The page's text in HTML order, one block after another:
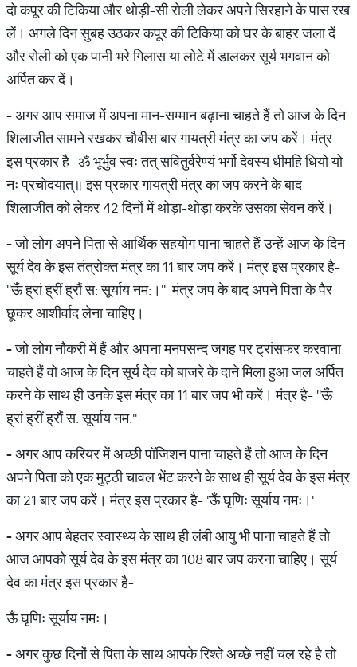
दो कपूर की टिकिया और थोड़ी-सी रोली लेकर अपने सिरहाने के पास रख
लें। अगले दिन सुबह उठकर कपूर की टिकिया को घर के बाहर जला दें
और रोली को एक पानी भरे गिलास या लोटे में डालकर सूर्य भगवान को
अर्पित कर दें।
-अगर आप समाज में अपना मान-सम्मान बढ़ाना चाहते हैं तो आज के दिन
शिलाजीत सामने रखकर चौबीस बार गायत्री मंत्र का जप करें। मंत्र
इस प्रकार है- ॐ भूर्भुव स्वः तत् सवितुर्वरेण्यं भर्गो देवस्य धीमहि धियो यो
नः प्रचोदयात्॥ इस प्रकार गायत्री मंत्र का जप करने के बाद
शिलाजीत को लेकर 42 दिनों में थोड़ा-थोड़ा करके उसका सेवन करें।
-जो लोग अपने पिता से आर्थिक सहयोग पाना चाहते हैं उन्हें आज के दिन
सूर्य देव के इस तंत्रोक्त मंत्र का 11 बार जप करें। मंत्र इस प्रकार है-
''ऊँ ह्रां ह्रीं ह्रौं स: सूर्याय नम:।'' मंत्र जप के बाद अपने पिता के पैर
छूकर आशीर्वाद लेना चाहिए।
-जो लोग नौकरी में हैं और अपना मनपसन्द जगह पर ट्रांसफर करवाना
चाहते हैं वो आज के दिन सूर्य देव को बाजरे के दाने मिला हुआ जल अर्पित
करने के साथ ही उनके इस मंत्र का 11 बार जप भी करें। मंत्र है- ''ऊँ
ह्रां ह्रीं ह्रौं स: सूर्याय नम:''
-अगर आप करियर में अच्छी पॉजिशन पाना चाहते हैं तो आज के दिन
अपने पिता को एक मुट्ठी चावल भेंट करने के साथ ही सूर्य देव के इस मंत्र
का 21 बार जप करें। मंत्र इस प्रकार है- 'ऊँ घृणिः सूर्याय नमः।'
-अगर आप बेहतर स्वास्थ्य के साथ ही लंबी आयु भी पाना चाहते हैं तो
आज आपको सूर्य देव के इस मंत्र का 108 बार जप करना चाहिए। सूर्य
देव का मंत्र इस प्रकार है-
ऊँ घृणिः सूर्याय नमः।
-अगर कुछ दिनों से पिता के साथ आपके रिश्ते अच्छे नहीं चल रहे है तो